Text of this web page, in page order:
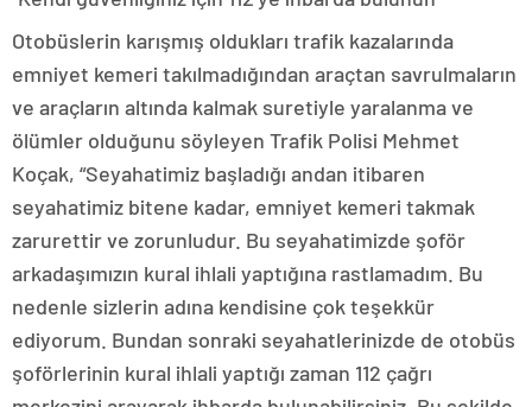
Otobüslerin karışmış oldukları trafik kazalarında
emniyet kemeri takılmadığından araçtan savrulmaların
ve araçların altında kalmak suretiyle yaralanma ve
ölümler olduğunu söyleyen Trafik Polisi Mehmet
Koçak, “Seyahatimiz başladığı andan itibaren
seyahatimiz bitene kadar, emniyet kemeri takmak
zarurettir ve zorunludur. Bu seyahatimizde şoför
arkadaşımızın kural ihlali yaptığına rastlamadım. Bu
nedenle sizlerin adına kendisine çok teşekkür
ediyorum. Bundan sonraki seyahatlerinizde de otobüs
şoförlerinin kural ihlali yaptığı zaman 112 çağrı